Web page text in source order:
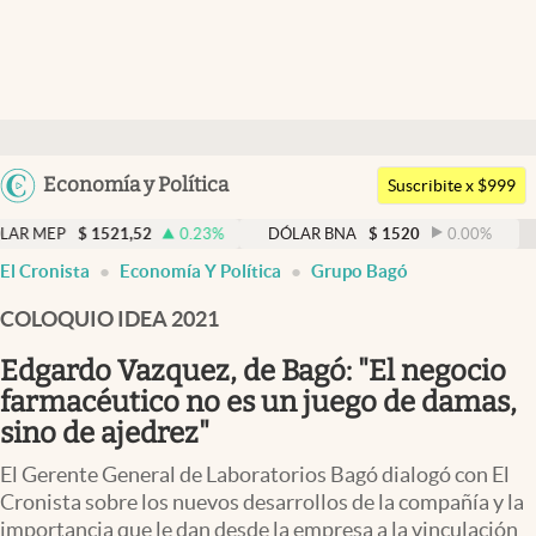
Argentina
Uruguay
Economía y Política
Members
Economía y Política
Finanzas y Mercados
Mercados Online
Negocios
Columnistas
Apertura
Suscribite x $999
0.23% DÓLAR BNA $ 1520 0.00% DÓLAR
El Cronista Economía Y Política Grupo Bagó
COLOQUIO IDEA 2021
Edgardo Vazquez, de Bagó: "El negocio
farmacéutico no es un juego de damas,
sino de ajedrez"
El Gerente General de Laboratorios Bagó dialogó con El
Cronista sobre los nuevos desarrollos de la compañía y la
importancia que le dan desde la empresa a la vinculación